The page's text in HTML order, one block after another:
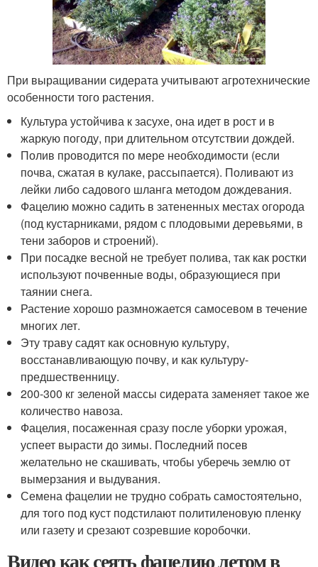
При выращивании сидерата учитывают агротехнические
особенности того растения.
Культура устойчива к засухе, она идет в рост и в
жаркую погоду, при длительном отсутствии дождей.
Полив проводится по мере необходимости (если
почва, сжатая в кулаке, рассыпается). Поливают из
лейки либо садового шланга методом дождевания.
Фацелию можно садить в затененных местах огорода
(под кустарниками, рядом с плодовыми деревьями, в
тени заборов и строений).
При посадке весной не требует полива, так как ростки
используют почвенные воды, образующиеся при
таянии снега.
Растение хорошо размножается самосевом в течение
многих лет.
Эту траву садят как основную культуру,
восстанавливающую почву, и как культуру-
предшественницу.
200-300 кг зеленой массы сидерата заменяет такое же
количество навоза.
Фацелия, посаженная сразу после уборки урожая,
успеет вырасти до зимы. Последний посев
желательно не скашивать, чтобы уберечь землю от
вымерзания и выдувания.
Семена фацелии не трудно собрать самостоятельно,
для того под куст подстилают политиленовую пленку
или газету и срезают созревшие коробочки.